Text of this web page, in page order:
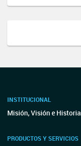
INSTITUCIONAL
Misión, Visión e Historia
PRODUCTOS Y SERVICIOS